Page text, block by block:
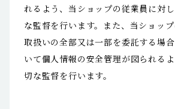
れるよう、当ショップの従業員に対
な監督を行います。また、当ショッ
取扱いの全部又は一部を委託する場
いて個人情報の安全管理が図られる
切な監督を行います。